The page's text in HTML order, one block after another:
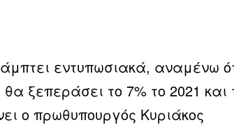
εντυπωσιακά, αναμένω
ξεπεράσει το 7% το 2021 και
ο πρωθυπουργός Κυριάκος